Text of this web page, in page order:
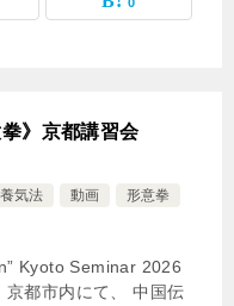
》京都講習会
気法 動画
形意拳
Kyoto Seminar 2026
都市内にて、 中国伝